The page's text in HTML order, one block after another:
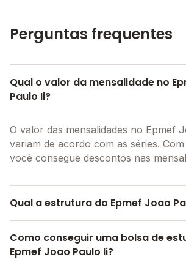
Perguntas frequentes
Qual o valor da mensalidade no
Paulo Ii?
O valor das mensalidades no Epmef
variam de acordo com as séries.
você consegue descontos nas
Qual a estrutura do Epmef Joao
O Epmef Joao Paulo Ii oferece toda a
necessária para o conforto e
Como conseguir uma bolsa de
Epmef Joao Paulo Ii?